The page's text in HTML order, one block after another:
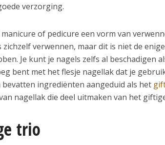
verzorging.
of pedicure een vorm van
zichzelf verwennen, maar dit is niet de
Je kunt je nagels zelfs al beschadigen
bent met het flesje nagellak dat je
ingrediënten aangeduid als het
nagellak die deel uitmaken van het
trio